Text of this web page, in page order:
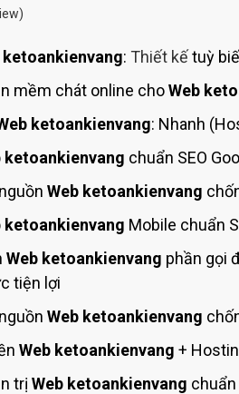
ketoankienvang: Thiết kếtuỳ
mềm chát online choWeb
ketoankienvang: Nhanh
ketoankienvang chuẩn SEO
Web ketoankienvang
ketoankienvang Mobile chuẩn
Web ketoankienvang phần gọi
tiện lợi
Web ketoankienvang
Web ketoankienvang +
trị Web ketoankienvang chuẩn